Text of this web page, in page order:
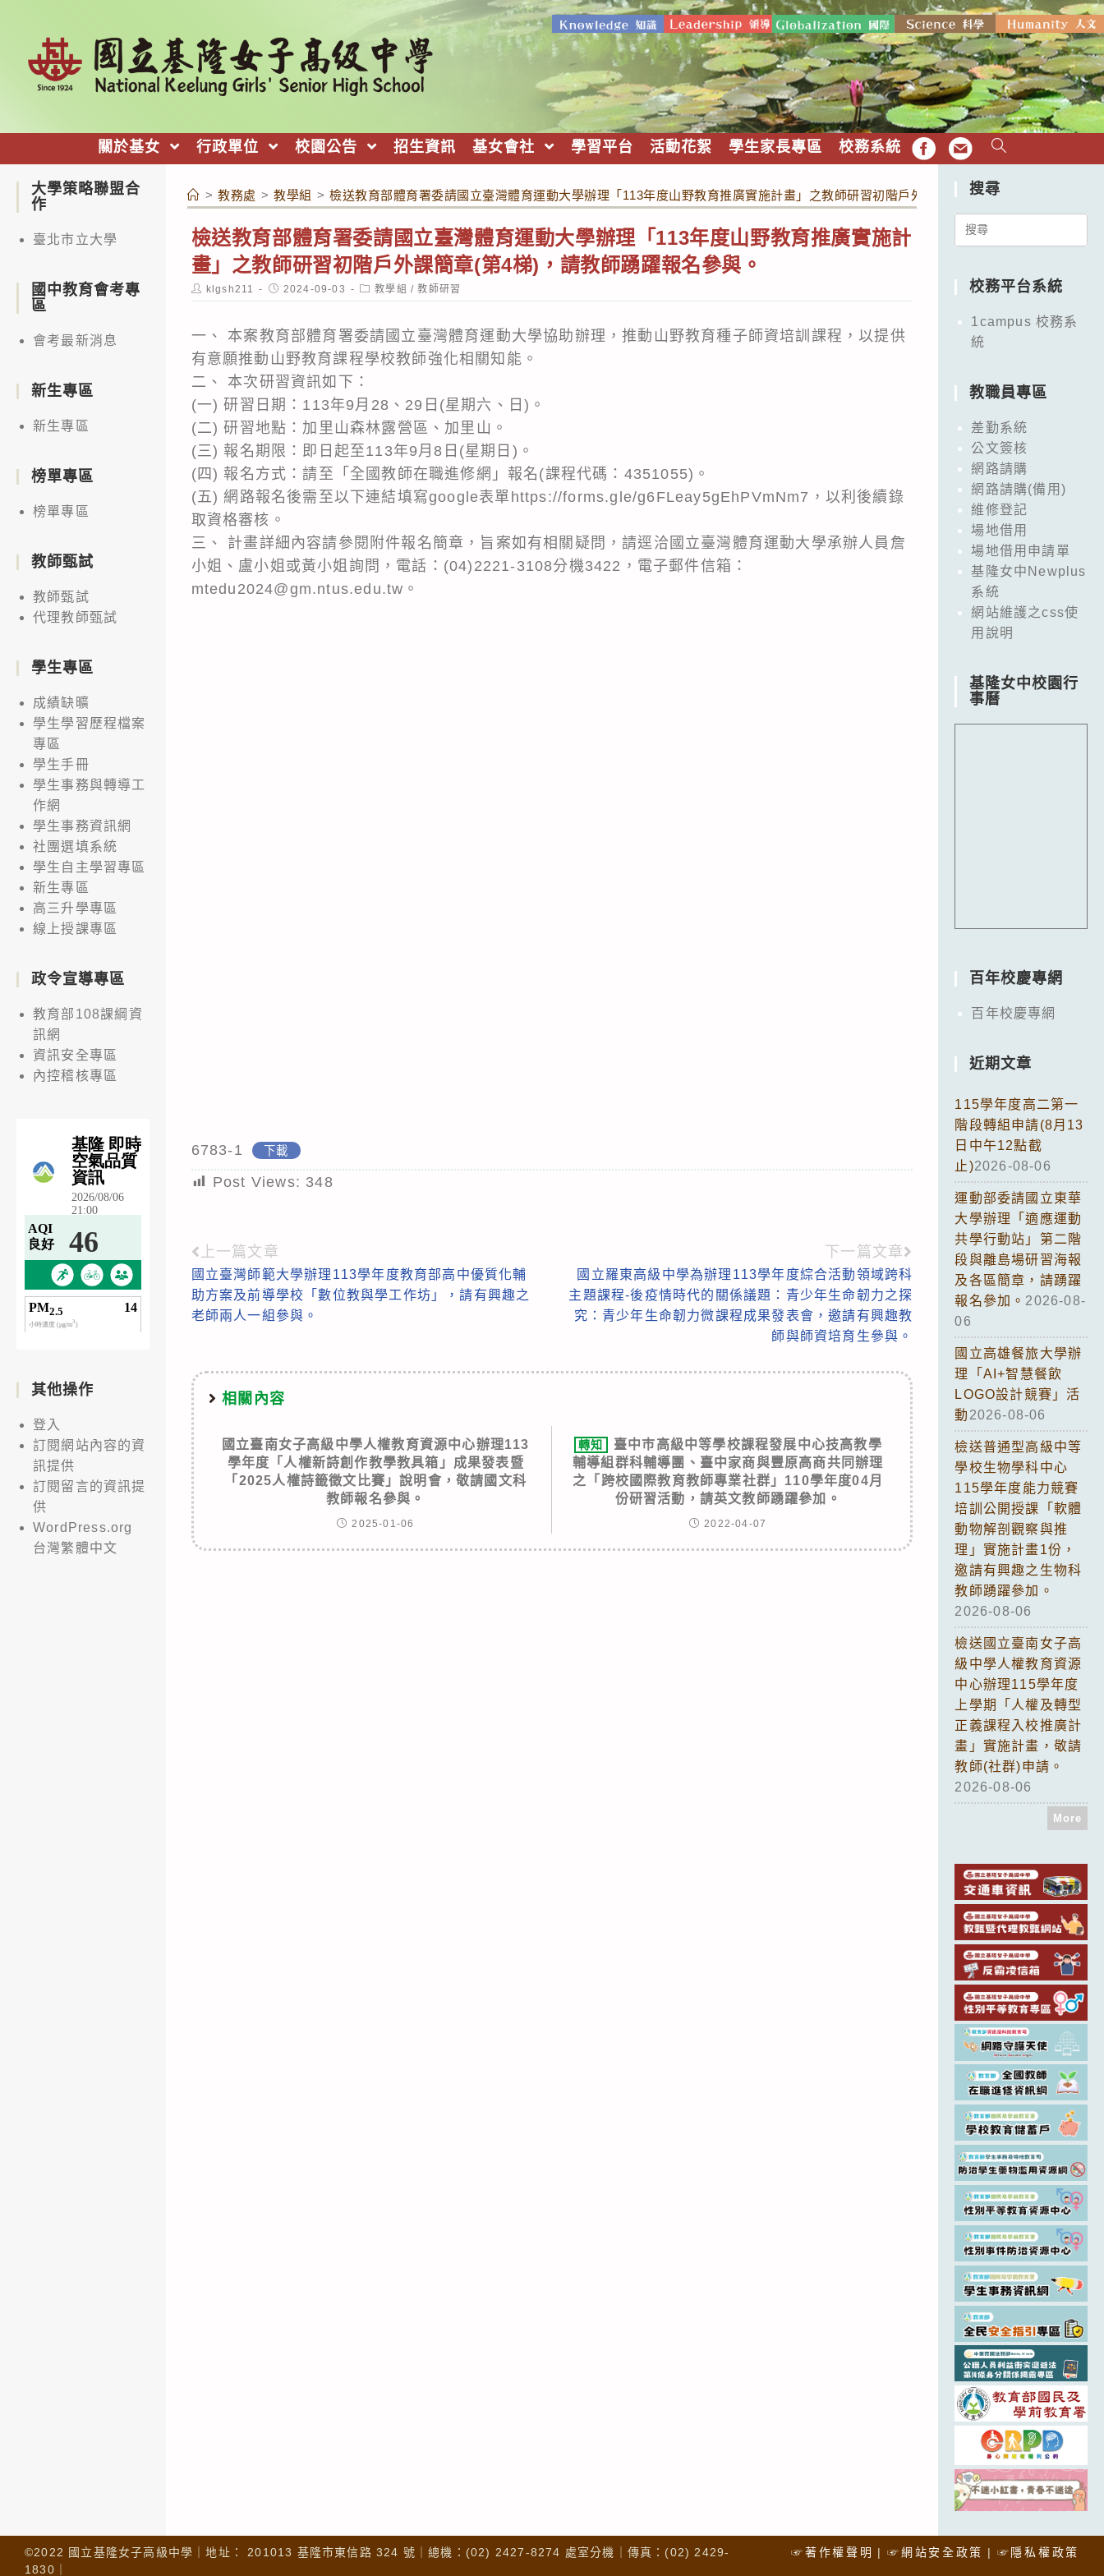
關於基女 行政單位 校園公告 招生資訊 基女會社 學習平台 活動花絮 學生家長專區 校務系統 FB EMAIL
> 教務處 > 教學組 > 檢送教育部體育署委請國立臺灣體育運動大學辦理「113年度山野教育推廣實施計畫」之教師研習初階戶外課簡章(第4梯)，請教師踴躍報
檢送教育部體育署委請國立臺灣體育運動大學辦理「113年度山野教育推廣實施計
畫」之教師研習初階戶外課簡章(第4梯)，請教師踴躍報名參與。
Post
author:
klgsh211
Post
published:
2024-09-03
Post
category:
教學組 / 教師研習
一、 本案教育部體育署委請國立臺灣體育運動大學協助辦理，推動山野教育種子師資培訓課程，以提供
有意願推動山野教育課程學校教師強化相關知能。
二、 本次研習資訊如下：
(一) 研習日期：113年9月28、29日(星期六、日)。
(二) 研習地點：加里山森林露營區、加里山。
(三) 報名期限：即日起至113年9月8日(星期日)。
(四) 報名方式：請至「全國教師在職進修網」報名(課程代碼：4351055)。
(五) 網路報名後需至以下連結填寫google表單https://forms.gle/g6FLeay5gEhPVmNm7，以利後續錄
取資格審核。
三、 計畫詳細內容請參閱附件報名簡章，旨案如有相關疑問，請逕洽國立臺灣體育運動大學承辦人員詹
小姐、盧小姐或黃小姐詢問，電話：(04)2221-3108分機3422，電子郵件信箱：
mtedu2024@gm.ntus.edu.tw。
6783-1 下載
Post Views: 348
Read
more
articles
上一篇文章
國立臺灣師範大學辦理113學年度教育部高中優質化輔
助方案及前導學校「數位教與學工作坊」，請有興趣之
老師兩人一組參與。
下一篇文章
國立羅東高級中學為辦理113學年度綜合活動領域跨科
主題課程-後疫情時代的關係議題：青少年生命韌力之探
究：青少年生命韌力微課程成果發表會，邀請有興趣教
師與師資培育生參與。
相關內容
國立臺南女子高級中學人權教育資源中心辦理113
學年度「人權新詩創作教學教具箱」成果發表暨
「2025人權詩籤徵文比賽」說明會，敬請國文科
教師報名參與。
2025-01-06
轉知
臺中巿高級中等學校課程發展中心技高教學
輔導組群科輔導團、臺中家商與豐原高商共同辦理
之「跨校國際教育教師專業社群」110學年度04月
份研習活動，請英文教師踴躍參加。
2022-04-07
大學策略聯盟合
作
臺北市立大學
國中教育會考專
區
會考最新消息
新生專區
新生專區
榜單專區
榜單專區
教師甄試
教師甄試
代理教師甄試
學生專區
成績缺曠
學生學習歷程檔案
專區
學生手冊
學生事務與轉導工
作網
學生事務資訊網
社團選填系統
學生自主學習專區
新生專區
高三升學專區
線上授課專區
政令宣導專區
教育部108課綱資
訊網
資訊安全專區
內控稽核專區
其他操作
登入
訂閱網站內容的資
訊提供
訂閱留言的資訊提
供
WordPress.org
台灣繁體中文
搜尋
Search
校務平台系統
1campus 校務系
統
教職員專區
差勤系統
公文簽核
網路請購
網路請購(備用)
維修登記
場地借用
場地借用申請單
基隆女中Newplus
系統
網站維護之css使
用說明
基隆女中校園行
事曆
百年校慶專網
百年校慶專網
近期文章
115學年度高二第一
階段轉組申請(8月13
日中午12點截
止)2026-08-06
運動部委請國立東華
大學辦理「適應運動
共學行動站」第二階
段與離島場研習海報
及各區簡章，請踴躍
報名參加。 2026-08-
06
國立高雄餐旅大學辦
理「AI+智慧餐飲
LOGO設計競賽」活
動 2026-08-06
檢送普通型高級中等
學校生物學科中心
115學年度能力競賽
培訓公開授課「軟體
動物解剖觀察與推
理」實施計畫1份，
邀請有興趣之生物科
教師踴躍參加。
2026-08-06
檢送國立臺南女子高
級中學人權教育資源
中心辦理115學年度
上學期「人權及轉型
正義課程入校推廣計
畫」實施計畫，敬請
教師(社群)申請。
2026-08-06
More
☞著作權聲明 ☞網站安全政策 ☞隱私權政策
©2022 國立基隆女子高級中學｜地址： 201013 基隆市東信路 324 號｜總機：(02) 2427-8274 處室分機｜傳真：(02) 2429-
1830｜